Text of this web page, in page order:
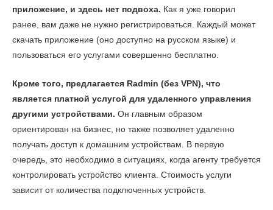
приложение, и здесь нет подвоха. Как я уже говорил
ранее, вам даже не нужно регистрироваться. Каждый может
скачать приложение (оно доступно на русском языке) и
пользоваться его услугами совершенно бесплатно.
Кроме того, предлагается Radmin (без VPN), что
является платной услугой для удаленного управления
другими устройствами. Он главным образом
ориентирован на бизнес, но также позволяет удаленно
получать доступ к домашним устройствам. В первую
очередь, это необходимо в ситуациях, когда агенту требуется
контролировать устройство клиента. Стоимость услуги
зависит от количества подключенных устройств.